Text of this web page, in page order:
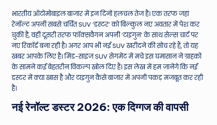
N
e
w
s
A
ro
u
भारतीय ऑटोमोबाइल बाजार में इन दिनों हलचल तेज है। एक तरफ जहां
रेनॉल्ट अपनी सबसे चर्चित SUV ‘डस्टर’ को बिल्कुल नए अवतार में पेश कर
चुकी है, वहीं दूसरी तरफ फॉक्सवैगन अपनी ‘टाइगुन’ के साथ सेल्स चार्ट पर
नए रिकॉर्ड बना रही है। अगर आप भी नई SUV खरीदने की सोच रहे हैं, तो यह
खबर आपके लिए है। मिड-साइज SUV सेगमेंट में मचे इस घमासान ने ग्राहकों
के सामने कई बेहतरीन विकल्प खोल दिए हैं। इस लेख में हम जानेंगे कि नई
डस्टर में क्या खास है और टाइगुन कैसे बाजार में अपनी पकड़ मजबूत कर रही
है।
नई रेनॉल्ट डस्टर 2026: एक दिग्गज की वापसी